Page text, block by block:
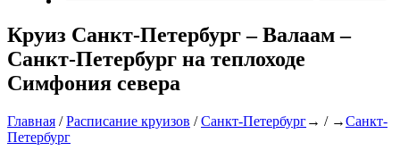
Круиз Санкт-Петербург – Валаам –
Санкт-Петербург на теплоходе
Симфония севера
Главная /Расписание круизов /Санкт-Петербург→ / →Санкт-
Петербург